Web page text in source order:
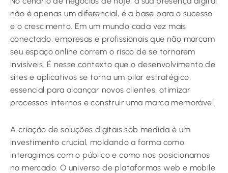
não é apenas um diferencial, é a base para o sucesso
e o crescimento. Em um mundo cada vez mais
conectado, empresas e profissionais que não marcam
seu espaço online correm o risco de se tornarem
invisíveis. É nesse contexto que o desenvolvimento de
sites e aplicativos se torna um pilar estratégico,
essencial para alcançar novos clientes, otimizar
processos internos e construir uma marca memorável.
A criação de soluções digitais sob medida é um
investimento crucial, moldando a forma como
interagimos com o público e como nos posicionamos
no mercado. O universo de plataformas web e mobile